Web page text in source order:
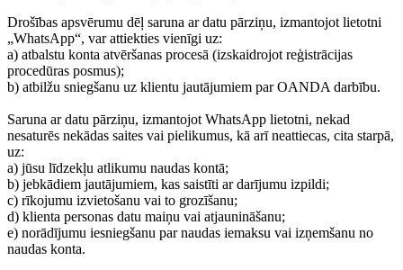
Drošības apsvērumu dēļ saruna ar datu pārziņu, izmantojot lietotni
„WhatsApp“, var attiekties vienīgi uz:
a) atbalstu konta atvēršanas procesā (izskaidrojot reģistrācijas
procedūras posmus);
b) atbilžu sniegšanu uz klientu jautājumiem par OANDA darbību.
Saruna ar datu pārziņu, izmantojot WhatsApp lietotni, nekad
nesaturēs nekādas saites vai pielikumus, kā arī neattiecas, cita starpā,
uz:
a) jūsu līdzekļu atlikumu naudas kontā;
b) jebkādiem jautājumiem, kas saistīti ar darījumu izpildi;
c) rīkojumu izvietošanu vai to grozīšanu;
d) klienta personas datu maiņu vai atjaunināšanu;
e) norādījumu iesniegšanu par naudas iemaksu vai izņemšanu no
naudas konta.